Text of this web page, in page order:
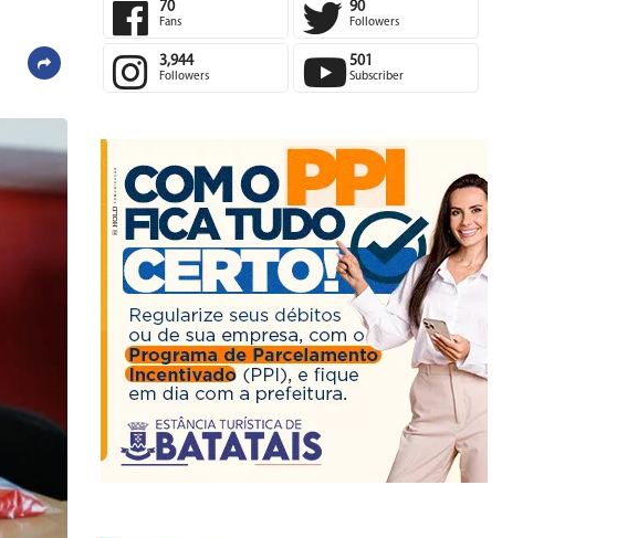
70
Fans
90
Followers
3,944
Followers
501
Subscriber